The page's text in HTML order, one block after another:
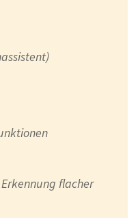
flacher